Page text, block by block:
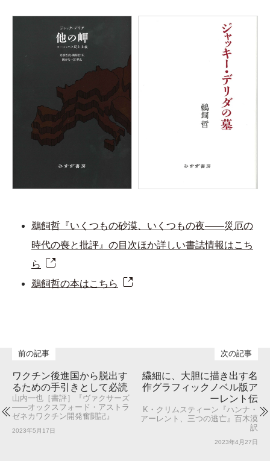
鵜飼哲『いくつもの砂漠、いくつもの夜――災厄の
時代の喪と批評』の目次ほか詳しい書誌情報はこち
ら
鵜飼哲の本はこちら
ワクチン後進国から脱出す
るための手引きとして必読
山内一也［書評］『ヴァクサーズ
――オックスフォード・アストラ
ゼネカワクチン開発奮闘記』
2023年5月17日
繊細に、大胆に描き出す名
作グラフィックノベル版ア
ーレント伝
K・クリムスティーン『ハンナ・
アーレント、三つの逃亡』百木漠
訳
2023年4月27日